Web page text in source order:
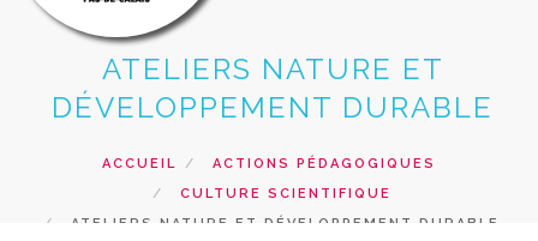
L'OCCE 62
GERER SA COOPERATIVE
NOS ACTIONS PEDAGOGIQUES
RESSOURCES ET SERVICES
ATELIERS NATURE ET
DÉVELOPPEMENT DURABLE
ACCUEIL
ACTIONS PÉDAGOGIQUES
CULTURE SCIENTIFIQUE
ATELIERS NATURE ET DÉVELOPPEMENT DURABLE